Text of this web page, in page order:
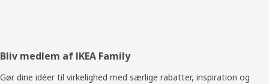
Footer
Bliv medlem af IKEA Family
Gør dine idéer til virkelighed med særlige rabatter, inspiration og